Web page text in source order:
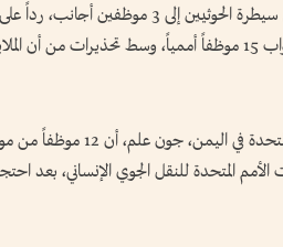
موظفاً يمنياً واقتحام مجمع سكني واستجواب 15 موظفاً أممياً، وسط
وذكر المتحدث باسم المنسق المقيم
المتحدة للنقل الجوي الإنساني، بعد